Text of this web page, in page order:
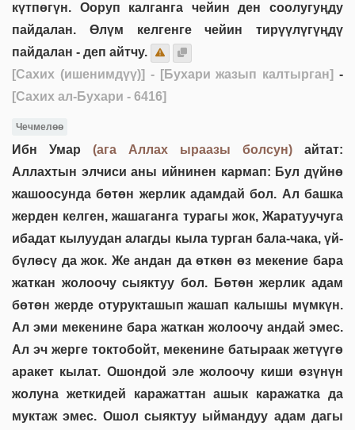
күтпөгүн. Ооруп калганга чейин ден соолугуңду
пайдалан. Өлүм келгенге чейин тирүүлүгүңдү
пайдалан - деп айтчу.
[Сахих (ишенимдүү)] - [Бухари жазып калтырган] -
[Сахих ал-Бухари - 6416]
Чечмелөө
Ибн Умар (ага Аллах ыраазы болсун) айтат:
Аллахтын элчиси аны ийнинен кармап: Бул дүйнө
жашоосунда бөтөн жерлик адамдай бол. Ал башка
жерден келген, жашаганга турагы жок, Жаратуучуга
ибадат кылуудан алагды кыла турган бала-чака, үй-
бүлөсү да жок. Же андан да өткөн өз мекение бара
жаткан жолоочу сыяктуу бол. Бөтөн жерлик адам
бөтөн жерде отурукташып жашап калышы мүмкүн.
Ал эми мекенине бара жаткан жолоочу андай эмес.
Ал эч жерге токтобойт, мекенине батыраак жетүүгө
аракет кылат. Ошондой эле жолоочу киши өзүнүн
жолуна жеткидей каражаттан ашык каражатка да
муктаж эмес. Ошол сыяктуу ыймандуу адам дагы